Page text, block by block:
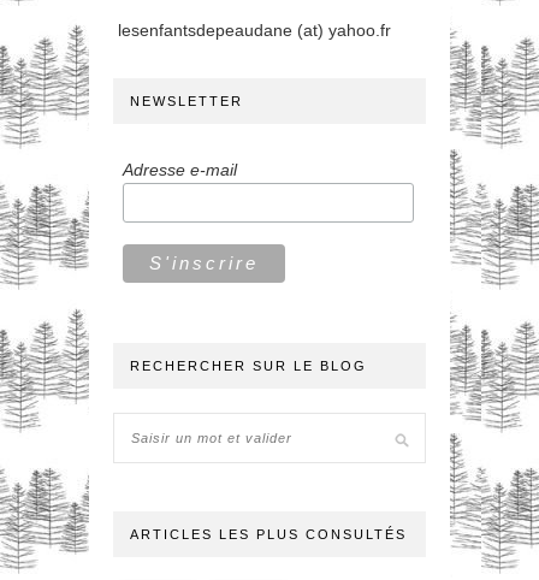
lesenfantsdepeaudane (at) yahoo.fr
NEWSLETTER
Adresse e-mail
RECHERCHER SUR LE BLOG
ARTICLES LES PLUS CONSULTÉS